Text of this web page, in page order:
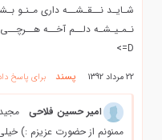
شـایـد نــقـشــه داری مـنـو
=D>
22 مرداد 1392 پسند برای پاسخ
امیر حسین فلاحی
ممنونم از حضورت عزیزم :)